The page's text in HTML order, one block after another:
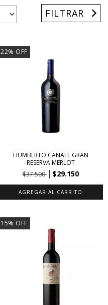
FILTRAR
22% OFF
HUMBERTO CANALE GRAN
RESERVA MERLOT
$37.500
$29.150
15% OFF